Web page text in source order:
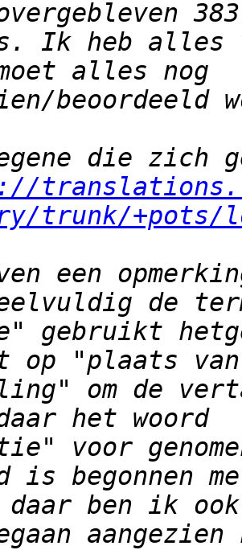
Ik heb alles
beoordeeld
trunk/+pots/
een
gebruikt
om de
is begonnen